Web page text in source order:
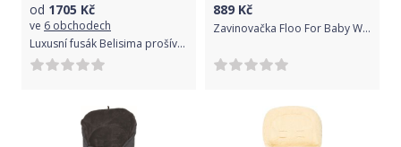
od 1705 Kč
ve 6 obchodech
Luxusní fusák Belisima prošívaný světle šedý
889 Kč
Zavinovačka Floo For Baby Waffle Rabbit